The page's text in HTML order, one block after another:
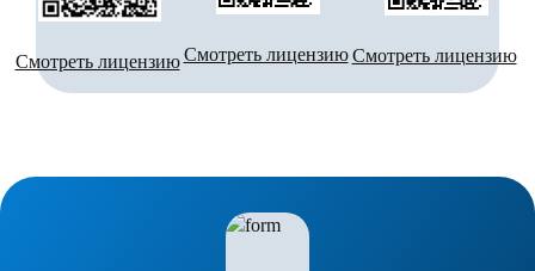
Смотреть лицензию Смотреть лицензию Смотреть лицензию